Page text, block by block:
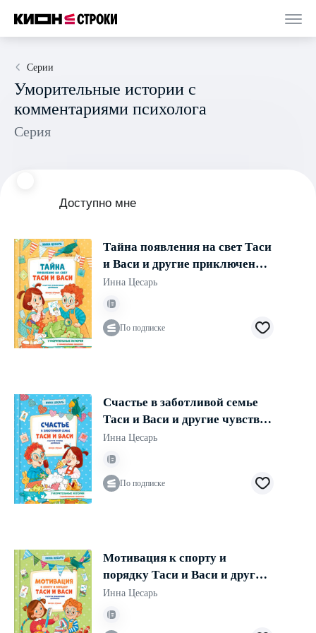
Серии
Уморительные истории с
комментариями психолога
Серия
Доступно мне
Тайна появления на свет Таси
и Васи и другие приключения
двойняшек
Инна Цесарь
По подписке
Счастье в заботливой семье
Таси и Васи и другие чувства
двойняшек
Инна Цесарь
По подписке
Мотивация к спорту и
порядку Таси и Васи и другие
приключения двойняшек
Инна Цесарь